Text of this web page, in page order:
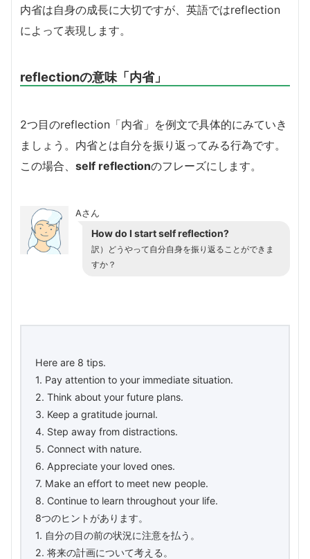
内省は自身の成長に大切ですが、英語ではreflection
によって表現します。
reflectionの意味「内省」
2つ目のreflection「内省」を例文で具体的にみていき
ましょう。内省とは自分を振り返ってみる行為です。
この場合、 self reflectionのフレーズにします。
Aさん
How do I start self reflection?
訳）どうやって自分自身を振り返ることができま
すか？
Here are 8 tips.
1. Pay attention to your immediate situation.
2. Think about your future plans.
3. Keep a gratitude journal.
4. Step away from distractions.
5. Connect with nature.
6. Appreciate your loved ones.
7. Make an effort to meet new people.
8. Continue to learn throughout your life.
8つのヒントがあります。
1. 自分の目の前の状況に注意を払う。
2. 将来の計画について考える。